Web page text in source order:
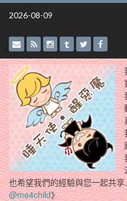
Skip
2026-08-09
也希望我們的經驗與您一起共
@me4child》